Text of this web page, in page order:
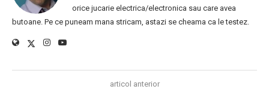
orice jucarie electrica/electronica sau care avea
butoane. Pe ce puneam mana stricam, astazi se cheama ca le testez.
articol anterior